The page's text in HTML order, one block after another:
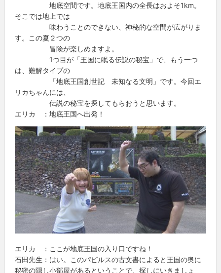
地底空間です。地底王国内の全長はおよそ1km。
そこでは地上では
味わうことのできない、神秘的な空間が広がりま
す。この夏２つの
冒険が楽しめますよ。
1つ目が「王国に眠る伝説の秘宝」で、もう一つ
は、難解タイプの
「地底王国創世記 未知なる文明」です。今回エ
リカちゃんには、
伝説の秘宝を探してもらおうと思います。
エリカ ：地底王国へ出発！
エリカ ：ここが地底王国の入り口ですね！
石田先生：はい。このパピルスの古文書によると王国の奥に
秘密の隠し小部屋があるということで、探しにいきましょ